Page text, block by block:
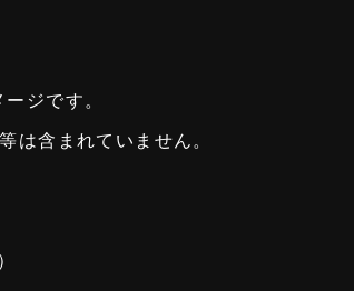
ジです。
は含まれていません。